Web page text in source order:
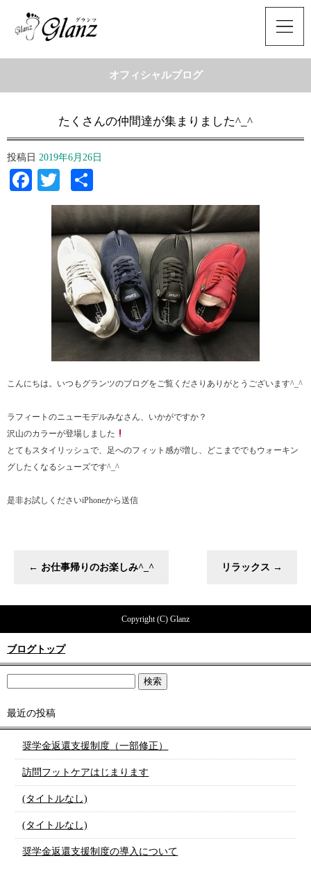
オフィシャルブログ
たくさんの仲間達が集まりました^_^
投稿日 2019年6月26日
Facebook
Twitter
有
こんにちは。いつもグランツのブログをご覧くださりありがとうございます^_^
ラフィートのニューモデルみなさん、いかがですか？
沢山のカラーが登場しました
とてもスタイリッシュで、足へのフィット感が増し、どこまででもウォーキン
グしたくなるシューズです^_^
是非お試しくださいiPhoneから送信
← お仕事帰りのお楽しみ^_^ リラックス →
Copyright (C) Glanz
ブログトップ
最近の投稿
奨学金返還支援制度（一部修正）
訪問フットケアはじまります
(タイトルなし)
(タイトルなし)
奨学金返還支援制度の導入について